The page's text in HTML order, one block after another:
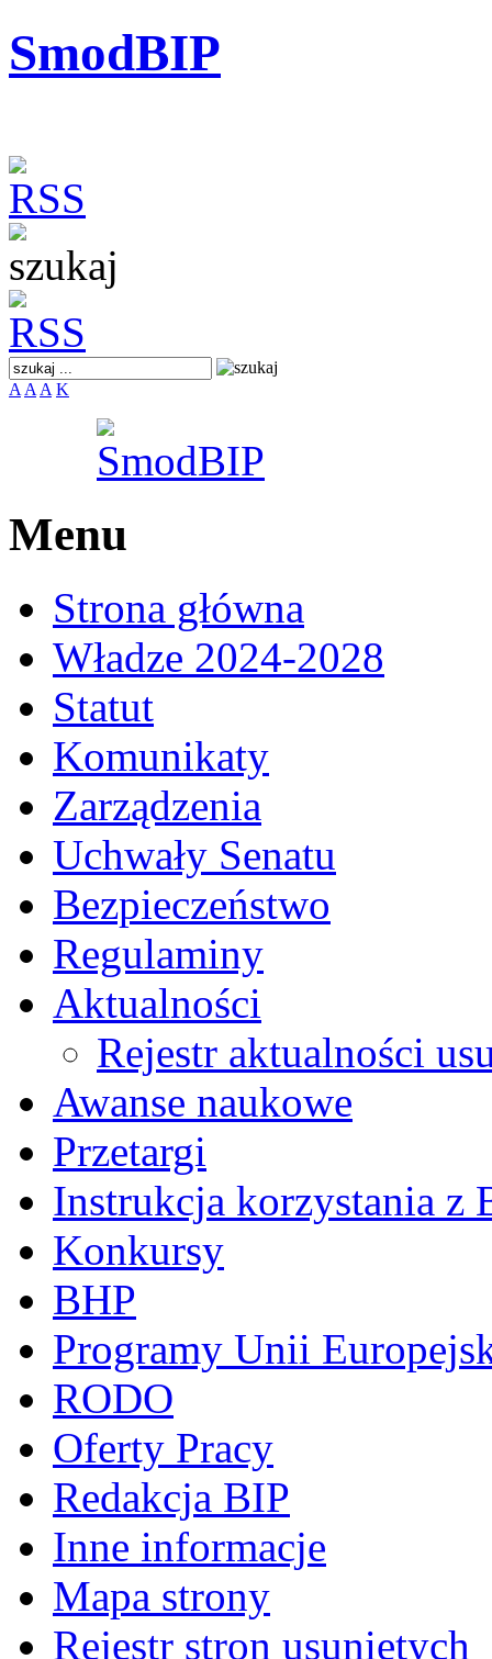
SmodBIP
A A A K
Menu
Strona główna
Władze 2024-2028
Statut
Komunikaty
Zarządzenia
Uchwały Senatu
Bezpieczeństwo
Regulaminy
Aktualności
Rejestr aktualności
Awanse naukowe
Przetargi
Instrukcja korzystania z
Konkursy
BHP
Programy Unii
RODO
Oferty Pracy
Redakcja BIP
Inne informacje
Mapa strony
Rejestr stron usuniętych